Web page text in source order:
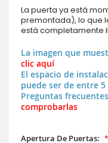
La puerta ya está
premontada), lo que
está completamente
La imagen que
clic aquí
El espacio de
puede ser de entre
Preguntas
comprobarlas
Apertura De Puertas: